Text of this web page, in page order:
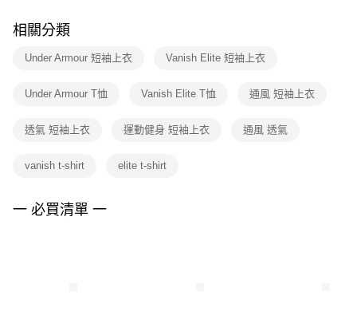
※ 交易是否成功請以「AFTEE先享後付 」之結帳頁面顯示為準，若有關於
是否繳費成功／繳費後需取消欲退款等相關疑問，請聯繫「AFTEE先享後付
客戶支援中心」https://netprotections.freshdesk.com/support/home
１．透過由恩沛科技股份有限公司提供之「AFTEE先享後付」服務完成之交
權轉讓予恩沛科技股份有限公司。
３．未成年的使用者請事先徵得法定代理人或監護人之同意方可使用
４．使用「AFTEE先享後付」時，將依據個別帳號之用戶狀況，依本公司即
相關分類
Under Armour 短袖上衣 Vanish Elite 短袖上衣
Under Armour T恤 Vanish Elite T恤 通風 短袖上衣
透氣 短袖上衣 運動健身 短袖上衣 通風 透氣
vanish t-shirt elite t-shirt
一 必買清單 一